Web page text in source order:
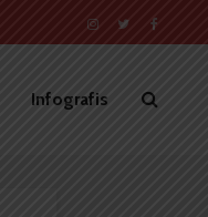
Infografis